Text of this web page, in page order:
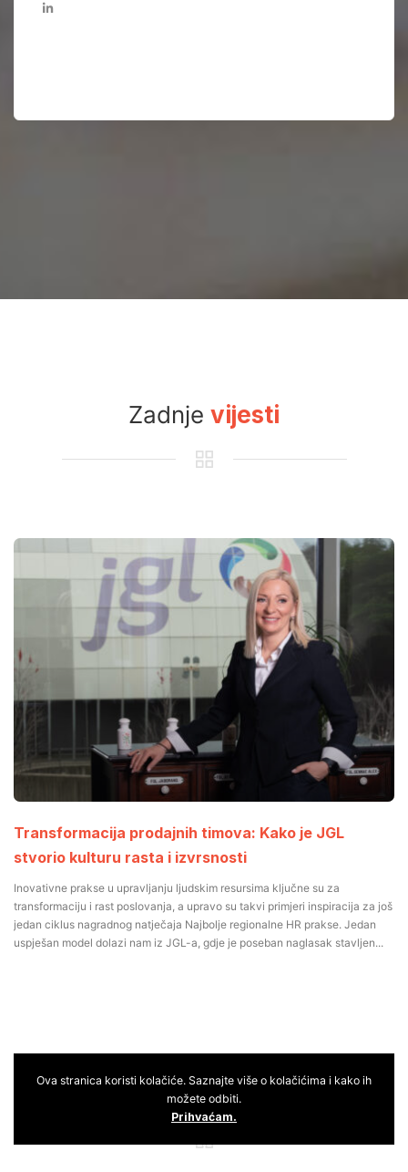
Zadnje vijesti
Transformacija prodajnih timova: Kako je JGL
stvorio kulturu rasta i izvrsnosti
Inovativne prakse u upravljanju ljudskim resursima ključne su za
transformaciju i rast poslovanja, a upravo su takvi primjeri inspiracija za još
jedan ciklus nagradnog natječaja Najbolje regionalne HR prakse. Jedan
uspješan model dolazi nam iz JGL-a, gdje je poseban naglasak stavljen...
Galerijaslika
Ova stranica koristi kolačiće. Saznajte više o kolačićima i kako ih
možete odbiti.
Prihvaćam.